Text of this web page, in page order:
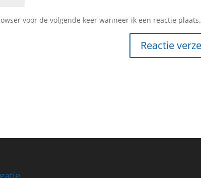
voor de volgende keer wanneer ik een reactie plaats.